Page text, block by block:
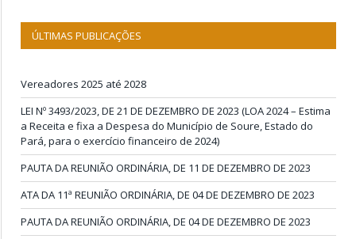
ÚLTIMAS PUBLICAÇÕES
Vereadores 2025 até 2028
LEI Nº 3493/2023, DE 21 DE DEZEMBRO DE 2023 (LOA 2024 – Estima
a Receita e fixa a Despesa do Município de Soure, Estado do
Pará, para o exercício financeiro de 2024)
PAUTA DA REUNIÃO ORDINÁRIA, DE 11 DE DEZEMBRO DE 2023
ATA DA 11ª REUNIÃO ORDINÁRIA, DE 04 DE DEZEMBRO DE 2023
PAUTA DA REUNIÃO ORDINÁRIA, DE 04 DE DEZEMBRO DE 2023